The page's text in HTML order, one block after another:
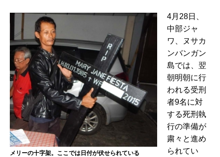
メリーの十字架。ここでは日付が伏せられている
4月28日、
中部ジャ
ワ、ヌサカ
ンバンガン
島では、翌
朝明朝に行
われる受刑
者9名に対
する死刑執
行の準備が
粛々と進め
られてい